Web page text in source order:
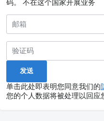
码。
不在这个国家开展业务
单击此处即表明您同意我们的
您的个人数据将被处理以回应